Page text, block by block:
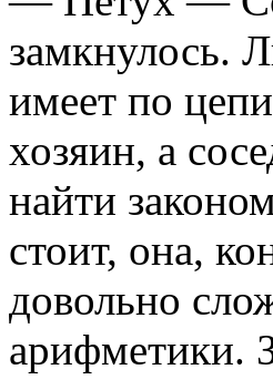
замкнулось.
имеет по
хозяин, а
найти
стоит, она,
довольно
арифметики.